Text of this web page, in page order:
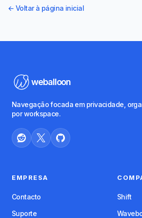
← Voltar à página inicial
weballoon
Navegação focada em privacidade,
por workspace.
EMPRESA
Contacto
Suporte
Shift